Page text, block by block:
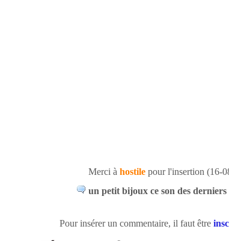
Merci à hostile pour l'insertion (16-
un petit bijoux ce son des derniers
Pour insérer un commentaire, il faut être